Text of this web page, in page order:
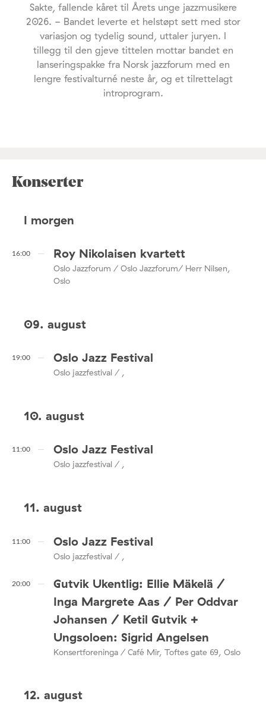
Sakte, fallende kåret til Årets unge jazzmusikere
2026. - Bandet leverte et helstøpt sett med stor
variasjon og tydelig sound, uttaler juryen. I
tillegg til den gjeve tittelen mottar bandet en
lanseringspakke fra Norsk jazzforum med en
lengre festivalturné neste år, og et tilrettelagt
introprogram.
Konserter
I morgen
16:00 Roy Nikolaisen kvartett
Oslo Jazzforum / Oslo Jazzforum/ Herr Nilsen,
Oslo
09. august
19:00 Oslo Jazz Festival
Oslo jazzfestival / ,
10. august
11:00 Oslo Jazz Festival
Oslo jazzfestival / ,
11. august
11:00 Oslo Jazz Festival
Oslo jazzfestival / ,
20:00
Gutvik Ukentlig: Ellie Mäkelä /
Inga Margrete Aas / Per Oddvar
Johansen / Ketil Gutvik +
Ungsoloen: Sigrid Angelsen
Konsertforeninga / Café Mir, Toftes gate 69, Oslo
12. august